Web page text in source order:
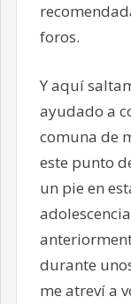
foros.
Y aquí
ayudado a
comuna de
este punto
un pie en
durante
me atreví a